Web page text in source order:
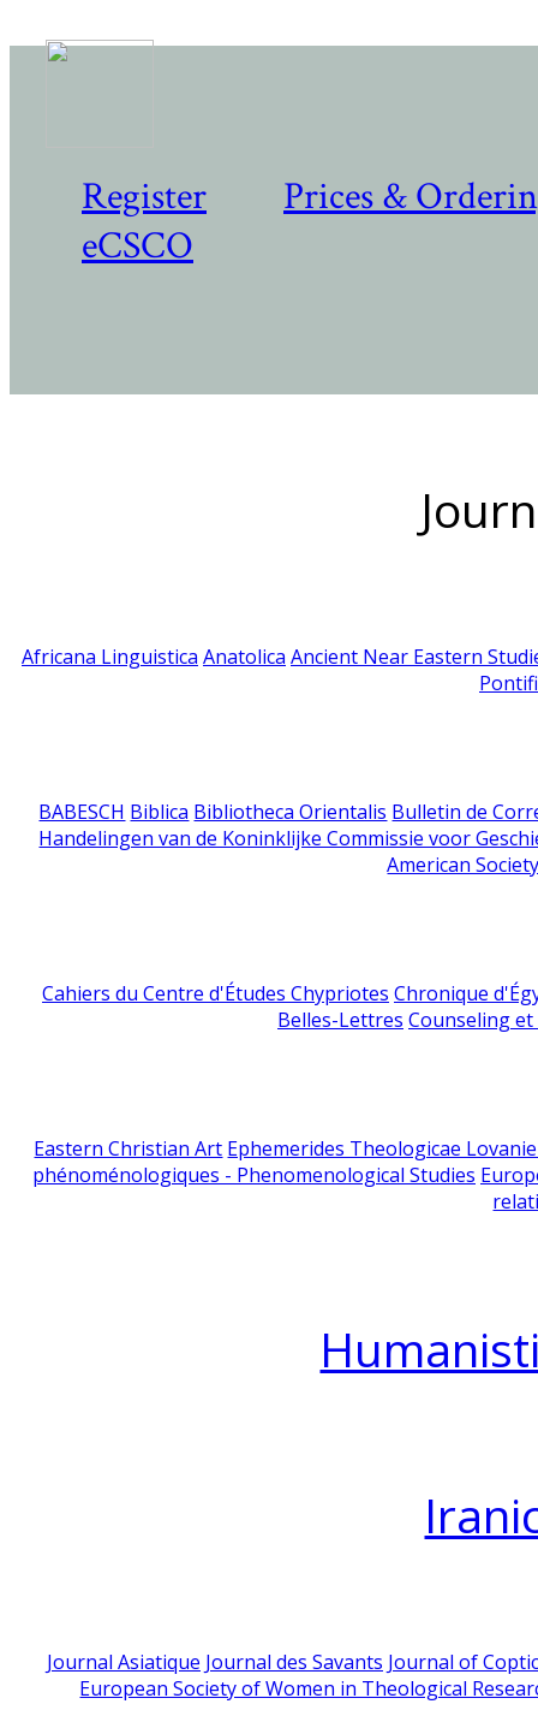
Register
Prices &
eCSCO
Africana Linguistica Anatolica Ancient Near Eastern
BABESCH Biblica Bibliotheca Orientalis Bulletin de
Handelingen van de Koninklijke Commissie voor
American
Cahiers du Centre d'Études Chypriotes Chronique
Belles-Lettres Counseling
Eastern Christian Art Ephemerides Theologicae
phénoménologiques - Phenomenological Studies
Journal Asiatique Journal des Savants Journal of
European Society of Women in Theological